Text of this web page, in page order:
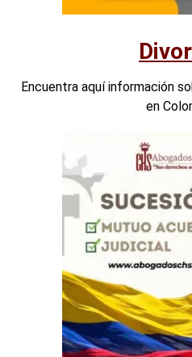
Encuentra aquí información
en